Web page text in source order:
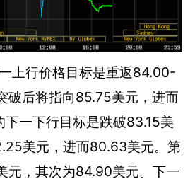
上行价格目标是重返84.00-
破后将指向85.75美元，进而
下一下行目标是跌破83.15美
美元，进而80.63美元。第
元，其次为84.90美元。下一